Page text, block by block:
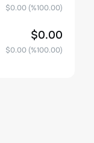
$0.00(%100.00)
$0.00
$0.00(%100.00)